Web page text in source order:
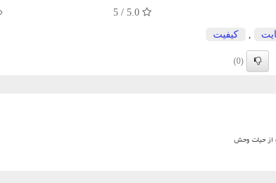
5.0 / 5
كیفیت
(0)
از حیات وحش